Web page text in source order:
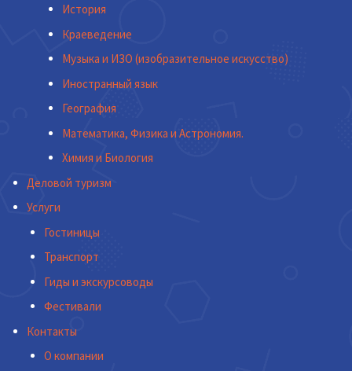
История
Краеведение
Музыка и ИЗО (изобразительное искусство)
Иностранный язык
География
Математика, Физика и Астрономия.
Химия и Биология
Деловой туризм
Услуги
Гостиницы
Транспорт
Гиды и экскурсоводы
Фестивали
Контакты
О компании